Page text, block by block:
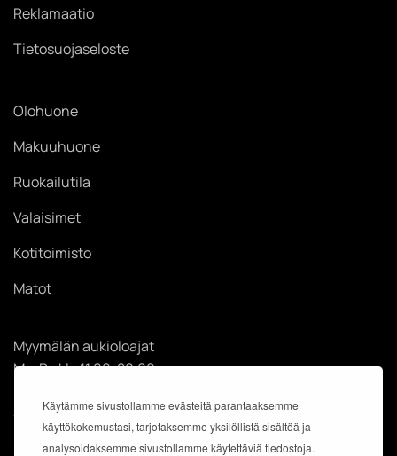
Käytämme sivustollamme evästeitä parantaaksemme
käyttökokemustasi, tarjotaksemme yksilöllistä sisältöä ja
analysoidaksemme sivustollamme käytettäviä tiedostoja.
Reklamaatio
Tietosuojaseloste
Olohuone
Makuuhuone
Ruokailutila
Valaisimet
Kotitoimisto
Matot
Myymälän aukioloajat
Ma-Pe klo 11.00-20.00
Su klo 12.00-18.00